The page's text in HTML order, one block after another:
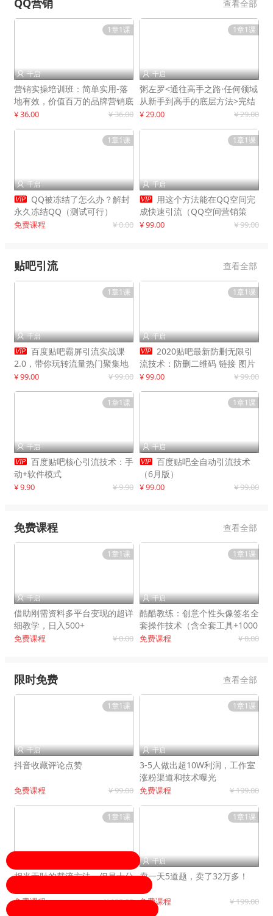
QQ营销 查看全部
1章1课
 千启
营销实操培训班：简单实用-落
地有效，价值百万的品牌营销底
层逻辑
¥ 36.00 ¥ 36.00
1章1课
 千启
粥左罗<通往高手之路·任何领域
从新手到高手的底层方法>完结
¥ 29.00 ¥ 29.00
1章1课
 千启
 QQ被冻结了怎么办？解封
永久冻结QQ（测试可行）
免费课程 ¥ 0.00
1章1课
 千启
 用这个方法能在QQ空间完
成快速引流（QQ空间营销策
略）
¥ 99.00 ¥ 99.00
贴吧引流 查看全部
1章1课
 千启
 百度贴吧霸屏引流实战课
2.0，带你玩转流量热门聚集地
¥ 99.00 ¥ 99.00
1章1课
 千启
 2020贴吧最新防删无限引
流技术：防删二维码 链接 图片
制作
¥ 99.00 ¥ 99.00
1章1课
 千启
 百度贴吧核心引流技术：手
动+软件模式
¥ 9.90 ¥ 9.90
1章1课
 千启
 百度贴吧全自动引流技术
（6月版）
¥ 99.00 ¥ 99.00
免费课程 查看全部
1章1课
 千启
借助刚需资料多平台变现的超详
细教学，日入500+
免费课程 ¥ 0.00
1章1课
 千启
酷酷教练：创意个性头像签名全
套操作技术（含全套工具+1000
套模板）
免费课程 ¥ 0.00
限时免费 查看全部
1章1课
 千启
抖音收藏评论点赞
免费课程 ¥ 99.00
1章1课
 千启
3-5人做出超10W利润，工作室
涨粉渠道和技术曝光
免费课程 ¥ 199.00
1章1课
相当无耻的截流方法，但是十分
免费课程 ¥ 199.00
1章1课
 千启
卖一天5道题，卖了32万多！
免费课程 ¥ 199.00